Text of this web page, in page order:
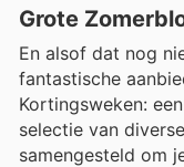
Grote
En alsof dat nog
fantastische
Kortingsweken:
selectie van
samengesteld om